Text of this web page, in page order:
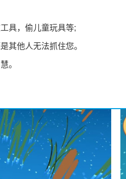
具，偷儿童玩具等;
其他人无法抓住您。
。